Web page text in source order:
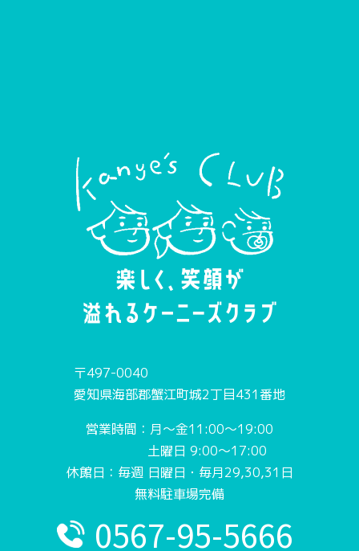
〒497-0040
愛知県海部郡蟹江町城2丁目431番地
営業時間：月〜金11:00〜19:00
土曜日 9:00〜17:00
休館日：毎週 日曜日・毎月29,30,31日
無料駐車場完備
0567-95-5666